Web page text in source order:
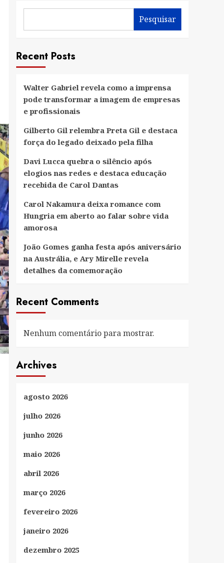
Pesquisar
Recent Posts
Walter Gabriel revela como a imprensa
pode transformar a imagem de empresas
e profissionais
Gilberto Gil relembra Preta Gil e destaca
força do legado deixado pela filha
Davi Lucca quebra o silêncio após
elogios nas redes e destaca educação
recebida de Carol Dantas
Carol Nakamura deixa romance com
Hungria em aberto ao falar sobre vida
amorosa
João Gomes ganha festa após aniversário
na Austrália, e Ary Mirelle revela
detalhes da comemoração
Recent Comments
Nenhum comentário para mostrar.
Archives
agosto 2026
julho 2026
junho 2026
maio 2026
abril 2026
março 2026
fevereiro 2026
janeiro 2026
dezembro 2025